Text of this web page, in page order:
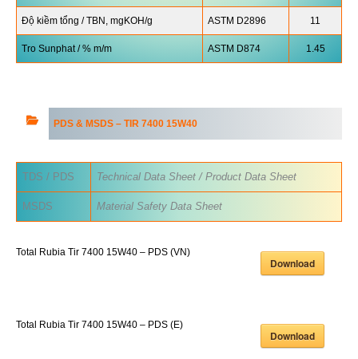
Độ kiềm tổng / TBN, mgKOH/g ASTM D2896 11
Tro Sunphat / % m/m ASTM D874 1.45
PDS & MSDS – TIR 7400 15W40
TDS / PDS Technical Data Sheet / Product Data Sheet
MSDS Material Safety Data Sheet
Total Rubia Tir 7400 15W40 – PDS (VN)
Download
Total Rubia Tir 7400 15W40 – PDS (E)
Download